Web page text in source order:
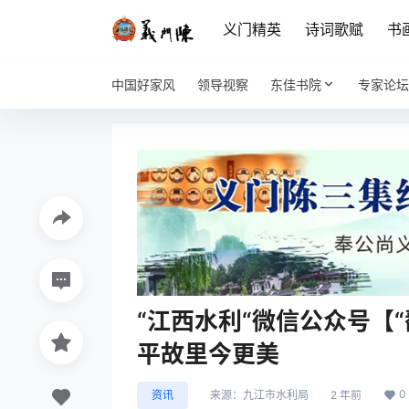
义门精英 诗词歌赋 书
中国好家风 领导视察 东佳书院 专家论坛
“江西水利“微信公众号【
平故里今更美
资讯 来源： 九江市水利局 2 年前 0